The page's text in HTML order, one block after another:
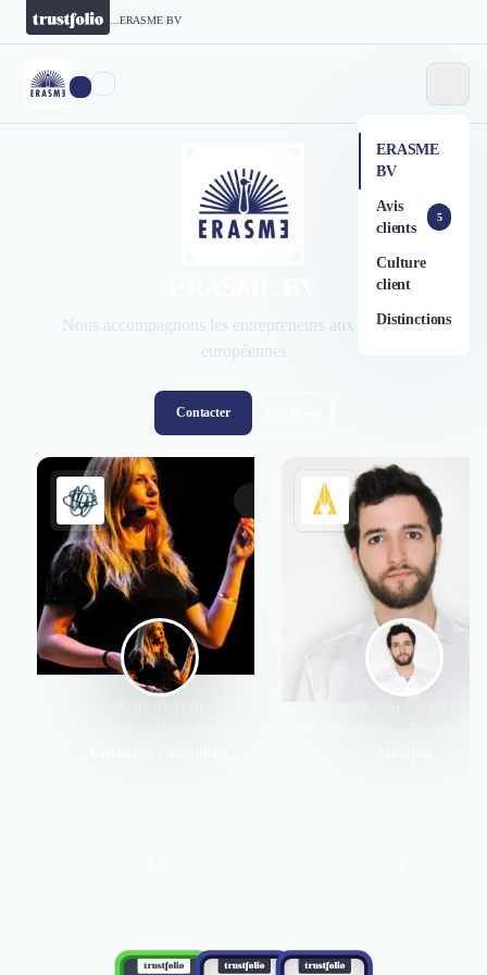
ERASME BV
ERASME
BV
Avis
clients
5
Culture
client
Distinctions
Nous accompagnons les entrepreneurs aux ambitions
européennes
Contacter